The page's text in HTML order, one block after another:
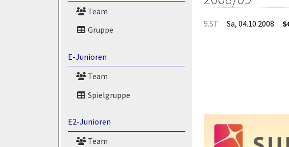
Team
Gruppe
E-Junioren
Team
Spielgruppe
E2-Junioren
Team
5.ST Sa, 04.10.2008